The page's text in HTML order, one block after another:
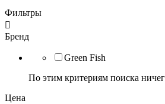
Фильтры

Бренд
Green Fish
По этим критериям поиска
Цена